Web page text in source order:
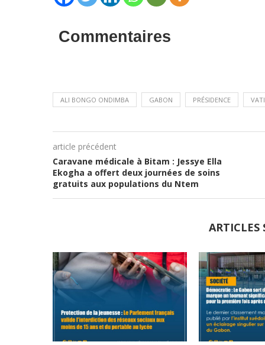
Commentaires
ALI BONGO ONDIMBA GABON PRÉSIDENCE
article précédent
Caravane médicale à Bitam : Jessye Ella
Ekogha a offert deux journées de soins
gratuits aux populations du Ntem
ARTICLES